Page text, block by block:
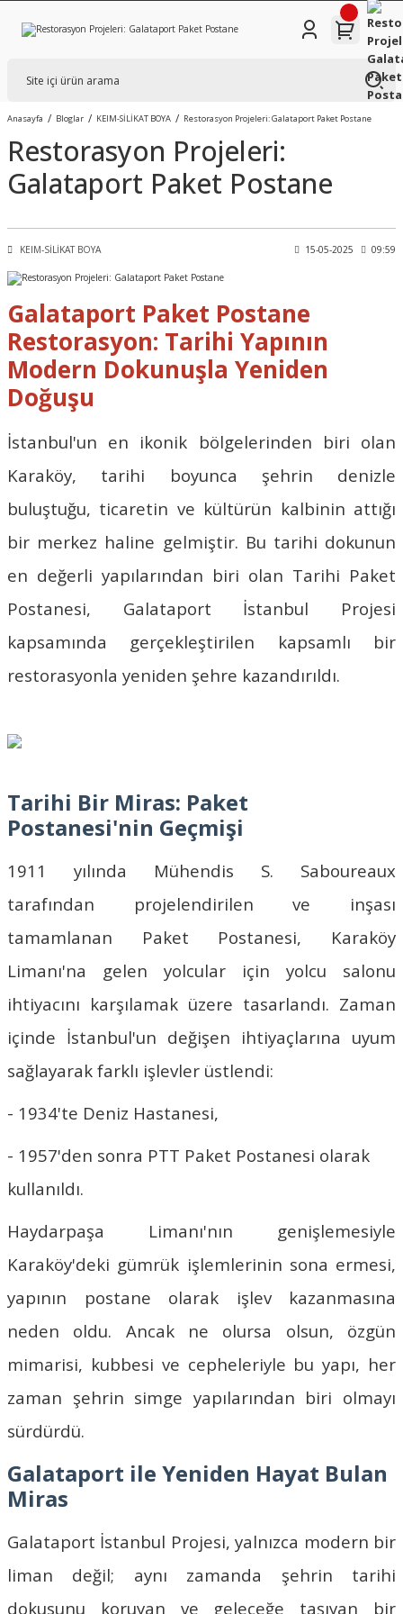
Anasayfa Bloglar KEIM-SİLİKAT BOYA Restorasyon Projeleri: Galataport Paket Postane
Restorasyon Projeleri:
Galataport Paket Postane
KEIM-SİLİKAT BOYA 15-05-2025 09:59
Galataport Paket Postane
Restorasyon: Tarihi Yapının
Modern Dokunuşla Yeniden
Doğuşu
İstanbul'un en ikonik bölgelerinden biri olan
Karaköy, tarihi boyunca şehrin denizle
buluştuğu, ticaretin ve kültürün kalbinin attığı
bir merkez haline gelmiştir. Bu tarihi dokunun
en değerli yapılarından biri olan Tarihi Paket
Postanesi, Galataport İstanbul Projesi
kapsamında gerçekleştirilen kapsamlı bir
restorasyonla yeniden şehre kazandırıldı.
Tarihi Bir Miras: Paket
Postanesi'nin Geçmişi
1911 yılında Mühendis S. Saboureaux
tarafından projelendirilen ve inşası
tamamlanan Paket Postanesi, Karaköy
Limanı'na gelen yolcular için yolcu salonu
ihtiyacını karşılamak üzere tasarlandı. Zaman
içinde İstanbul'un değişen ihtiyaçlarına uyum
sağlayarak farklı işlevler üstlendi:
- 1934'te Deniz Hastanesi,
- 1957'den sonra PTT Paket Postanesi olarak
kullanıldı.
Haydarpaşa Limanı'nın genişlemesiyle
Karaköy'deki gümrük işlemlerinin sona ermesi,
yapının postane olarak işlev kazanmasına
neden oldu. Ancak ne olursa olsun, özgün
mimarisi, kubbesi ve cepheleriyle bu yapı, her
zaman şehrin simge yapılarından biri olmayı
sürdürdü.
Galataport ile Yeniden Hayat Bulan
Miras
Galataport İstanbul Projesi, yalnızca modern bir
liman değil; aynı zamanda şehrin tarihi
dokusunu koruyan ve geleceğe taşıyan bir